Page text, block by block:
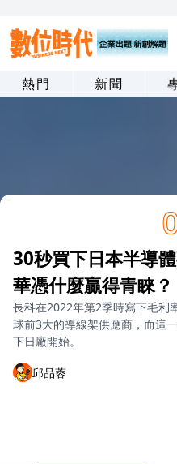
熱門 新聞
30秒買下日本半導
華憑什麼贏得青睞？
長科在2022年第2季時寫下毛利
球前3大的導線架供應商，而這
下日廠開始。
邱品蓉